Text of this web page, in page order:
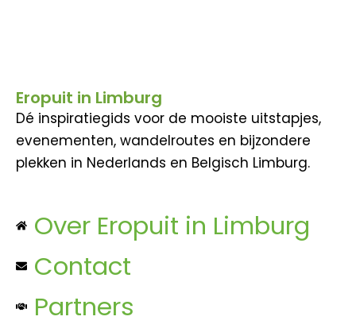
Eropuit in Limburg
Dé inspiratiegids voor de mooiste uitstapjes,
evenementen, wandelroutes en bijzondere
plekken in Nederlands en Belgisch Limburg.
Over Eropuit in Limburg
Contact
Partners